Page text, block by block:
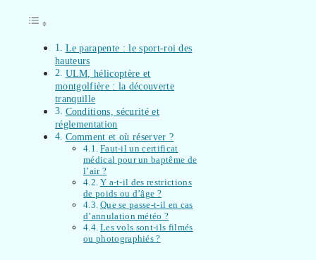
Le parapente : le sport-roi des
hauteurs
ULM, hélicoptère et
montgolfière : la découverte
tranquille
Conditions, sécurité et
réglementation
Comment et où réserver ?
Faut-il un certificat
médical pour un baptême de
l’air ?
Y a-t-il des restrictions
de poids ou d’âge ?
Que se passe-t-il en cas
d’annulation météo ?
Les vols sont-ils filmés
ou photographiés ?